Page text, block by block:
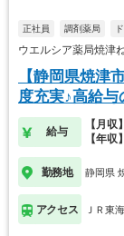
正社員 調剤薬局
ウエルシア薬局焼津
【静岡県焼津
度充実♪高給
給与
【月収
【年
勤務地 静岡県
アクセス ＪＲ東